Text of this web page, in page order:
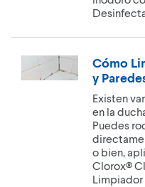
Cómo
y
Existen
en la
Puedes
o bien,
Clorox®